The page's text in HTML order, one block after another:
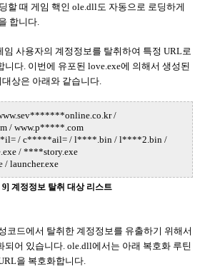
할 때 게임 핵인 ole.dll도 자동으로 로딩하게
합니다.
사용자의 계정정보를 탈취하여 특정 URL로
니다. 이번에 유포된 love.exe에 의해서 생성된
상은 아래와 같습니다.
/
/ www.p*****.com
/ c*****ail= / l****.bin / l****2.bin /
/ ****story.exe
/ launcher.exe
9] 계정정보 탈취 대상 리스트
코드에서 탈취한 계정정보를 유출하기 위해서
되어 있습니다. ole.dll에서는 아래 복호화 루틴
을 복호화합니다.